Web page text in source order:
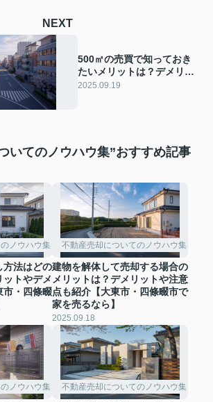
NEXT
500㎡の売買で知っておき
たいメリットは？デメリッ
トや開発前提の注意点も解
2025.09.19
いてのノウハウ集”おすすめ記事
ノウハウ集
方法はどの
ットやデメ
市・四條畷
不動産売却についてのノウハウ集
建物を解体して売却する場合の
メリットは？デメリットや注意
点も紹介【大東市・四條畷市で
家を売るなら】
2025.09.18
ノウハウ集 不動産売却についてのノウハウ集